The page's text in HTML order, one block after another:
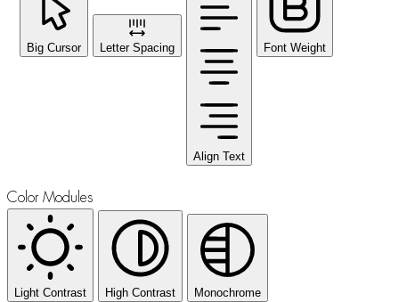
Big Cursor Letter Spacing
Align Text
Font Weight
Color Modules
Light Contrast High Contrast Monochrome